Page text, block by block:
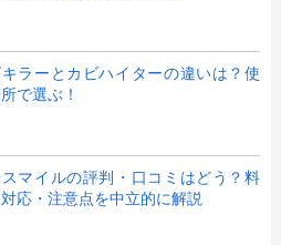
ラーとカビハイターの違いは？使
で選ぶ！
スマイルの評判・口コミはどう？料
応・注意点を中立的に解説